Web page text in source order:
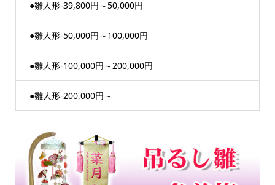
●雛人形-39,800円～50,000円
●雛人形-50,000円～100,000円
●雛人形-100,000円～200,000円
●雛人形-200,000円～